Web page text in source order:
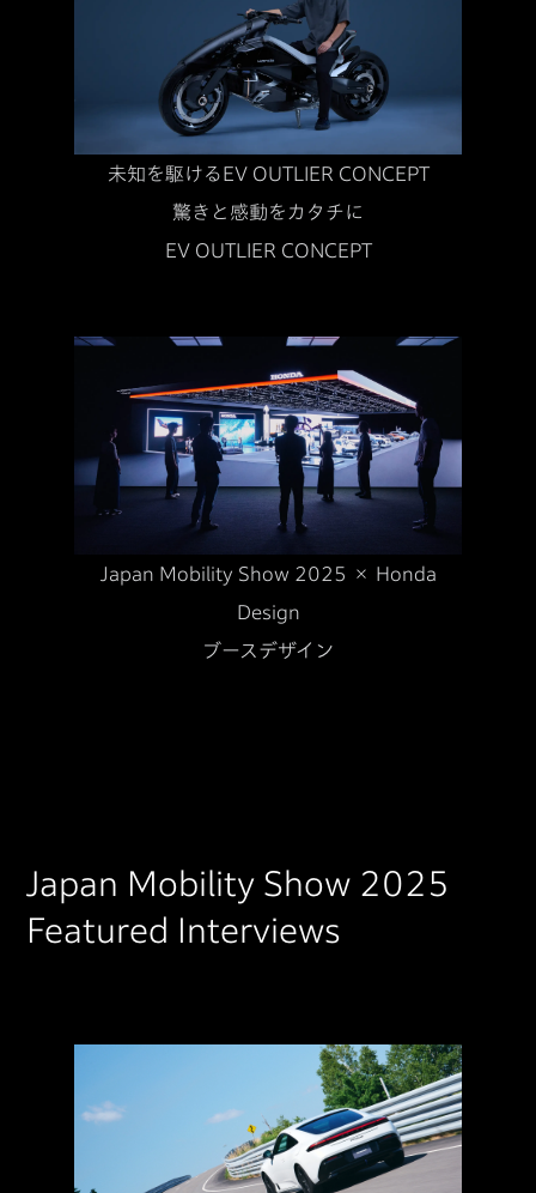
未知を駆けるEV OUTLIER CONCEPT
驚きと感動をカタチに
EV OUTLIER CONCEPT
Japan Mobility Show 2025 × Honda
Design
ブースデザイン
Japan Mobility Show 2025
Featured Interviews